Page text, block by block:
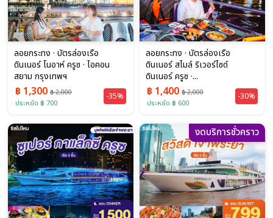
ลอยกระทง · บัตรล่องเรือ
ดินเนอร์ โนอาห์ ครูซ · ไอคอน
สยาม กรุงเทพฯ
฿ 1,300 ฿ 2,000
ประหยัด ฿ 700
-35%
ลอยกระทง · บัตรล่องเรือ
ดินเนอร์ สไมล์ ริเวอร์ไซด์
ดินเนอร์ ครูซ ·...
฿ 1,400 ฿ 2,000
ประหยัด ฿ 600
-30%
งดบริการชั่วคราว